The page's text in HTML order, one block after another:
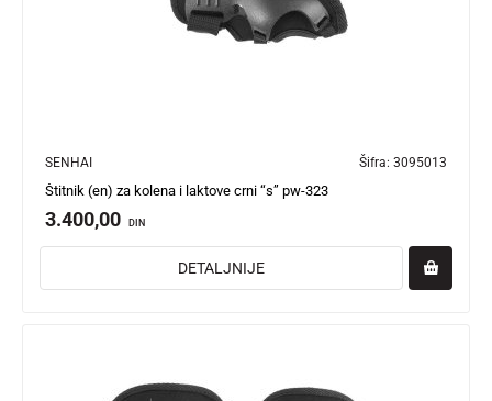
SENHAI Šifra: 3095013
Štitnik (en) za kolena i laktove crni “s” pw-323
3.400,00 DIN
DETALJNIJE